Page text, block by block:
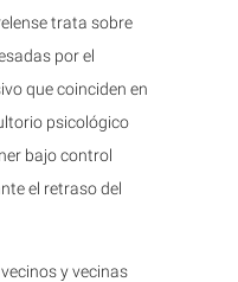
trata sobre
por el
que coinciden en
psicológico
bajo control
el retraso del
y vecinas